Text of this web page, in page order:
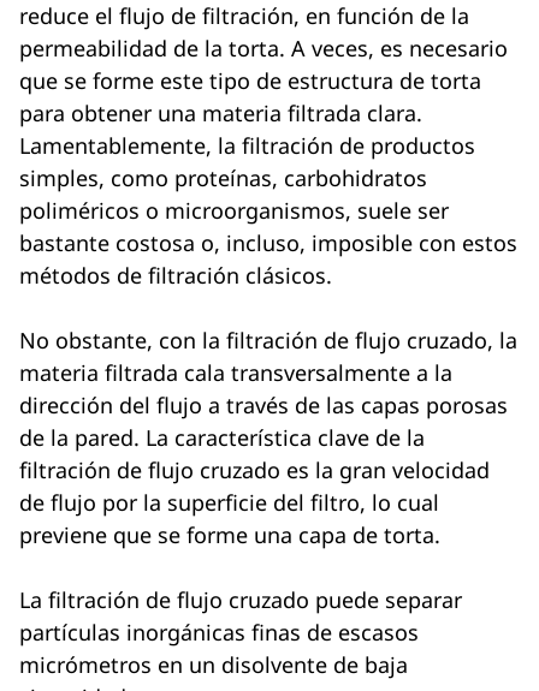
reduce el flujo de filtración, en función de la
permeabilidad de la torta. A veces, es necesario
que se forme este tipo de estructura de torta
para obtener una materia filtrada clara.
Lamentablemente, la filtración de productos
simples, como proteínas, carbohidratos
poliméricos o microorganismos, suele ser
bastante costosa o, incluso, imposible con estos
métodos de filtración clásicos.
No obstante, con la filtración de flujo cruzado, la
materia filtrada cala transversalmente a la
dirección del flujo a través de las capas porosas
de la pared. La característica clave de la
filtración de flujo cruzado es la gran velocidad
de flujo por la superficie del filtro, lo cual
previene que se forme una capa de torta.
La filtración de flujo cruzado puede separar
partículas inorgánicas finas de escasos
micrómetros en un disolvente de baja